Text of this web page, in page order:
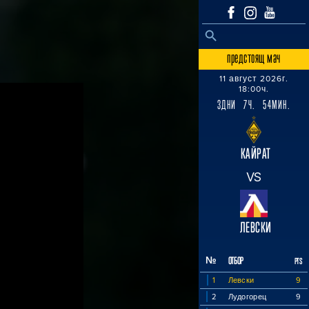
Search
SEARCH BUTTON
предстоящ мач
11 август 2026г.
18:00ч.
3ДНИ 7Ч. 54МИН.
КАЙРАТ
VS
ЛЕВСКИ
№ ОТБОР PTS
1 Левски
9
2
Лудогорец
9